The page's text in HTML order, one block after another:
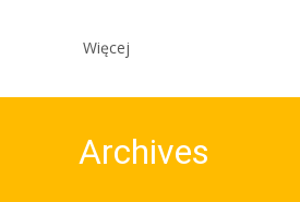
Więcej
Archives